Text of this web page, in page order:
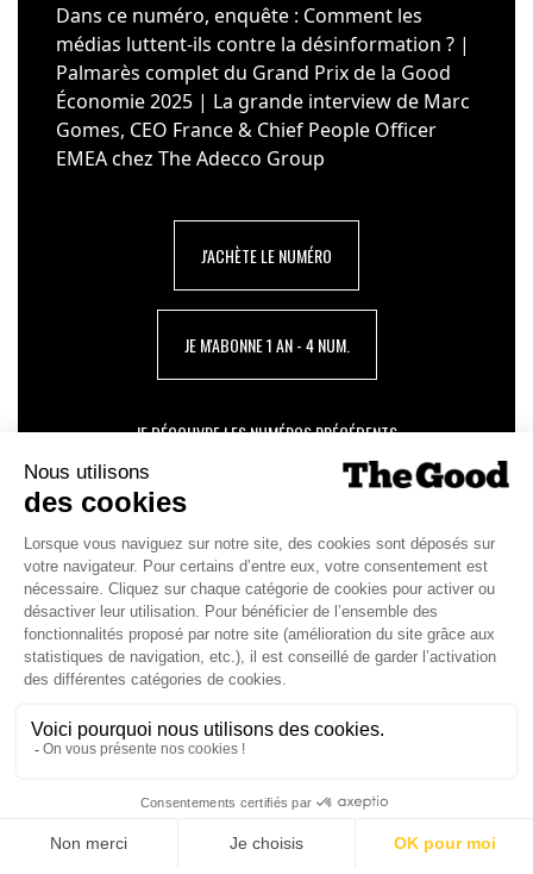
Dans ce numéro, enquête : Comment les
médias luttent-ils contre la désinformation ? |
Palmarès complet du Grand Prix de la Good
Économie 2025 | La grande interview de Marc
Gomes, CEO France & Chief People Officer
EMEA chez The Adecco Group
J'ACHÈTE LE NUMÉRO
JE M'ABONNE 1 AN - 4 NUM.
JE DÉCOUVRE LES NUMÉROS PRÉCÉDENTS
Je suis déjà abonné(e) :
version digitale
SUIVEZ-NOUS